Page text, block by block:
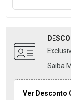
Saiba
Ver Desconto